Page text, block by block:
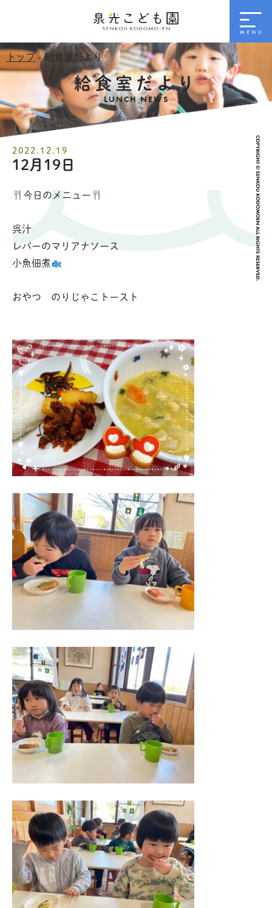
トップ- 給食室だより
給食室だより
LUNCH NEWS
2022.12.19
12月19日
今日のメニュー
呉汁
レバーのマリアナソース
小魚佃煮
おやつ のりじゃこトースト